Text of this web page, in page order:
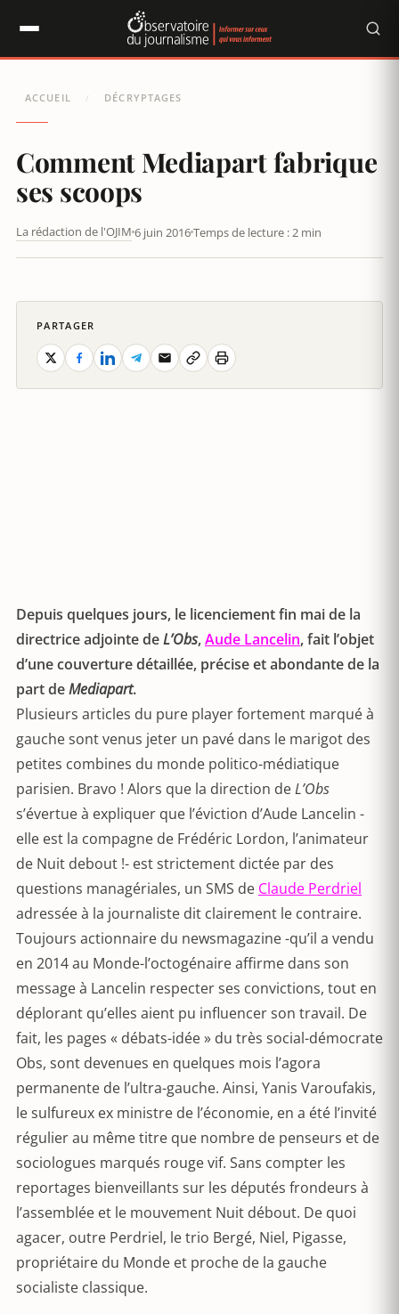
ACCUEIL / DÉCRYPTAGES
Comment Mediapart fabrique
ses scoops
La rédaction de l'OJIM 6 juin 2016Temps de lecture : 2 min
Depuis quelques jours, le licenciement fin mai de la
directrice adjointe deL’Obs,Aude Lancelin, fait l’objet
d’une couverture détaillée, précise et abondante de la
part deMediapart.
Plusieurs articles du pure player fortement marqué à
gauche sont venus jeter un pavé dans le marigot des
petites combines du monde politico-médiatique
parisien. Bravo ! Alors que la direction deL’Obs
s’évertue à expliquer que l’éviction d’Aude Lancelin -
elle est la compagne de Frédéric Lordon, l’animateur
de Nuit debout !- est strictement dictée par des
questions managériales, un SMS de Claude Perdriel
adressée à la journaliste dit clairement le contraire.
Toujours actionnaire du newsmagazine -qu’il a vendu
en 2014 au Monde-l’octogénaire affirme dans son
message à Lancelin respecter ses convictions, tout en
déplorant qu’elles aient pu influencer son travail. De
fait, les pages « débats-idée » du très social-démocrate
Obs, sont devenues en quelques mois l’agora
permanente de l’ultra-gauche. Ainsi, Yanis Varoufakis,
le sulfureux ex ministre de l’économie, en a été l’invité
régulier au même titre que nombre de penseurs et de
sociologues marqués rouge vif. Sans compter les
reportages bienveillants sur les députés frondeurs à
l’assemblée et le mouvement Nuit débout. De quoi
agacer, outre Perdriel, le trio Bergé, Niel, Pigasse,
propriétaire du Monde et proche de la gauche
socialiste classique.
PARTAGER
Panneau de gestion des cookies